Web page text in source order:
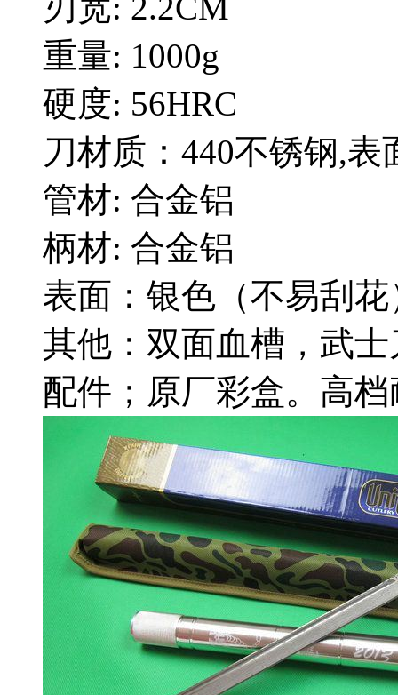
重量: 1000g
硬度: 56HRC
刀材质：440不锈钢,
管材: 合金铝
柄材: 合金铝
表面：银色（不易刮花
其他：双面血槽，武士
配件；原厂彩盒。高